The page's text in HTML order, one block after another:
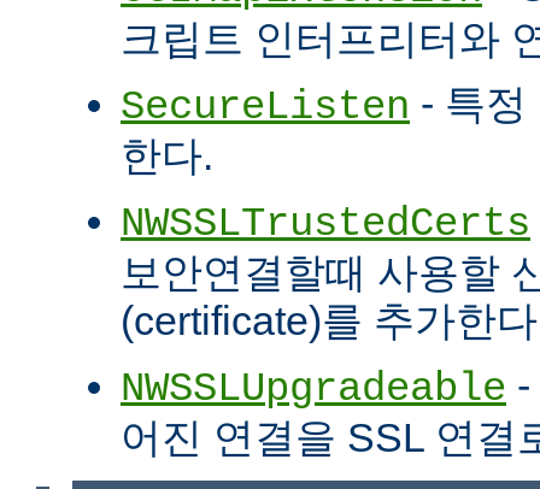
크립트 인터프리터와
SecureListen - 특정
한다.
NWSSLTrustedCerts
보안연결할때 사용할
(certificate)를 추가한
NWSSLUpgradeable
어진 연결을 SSL 연결